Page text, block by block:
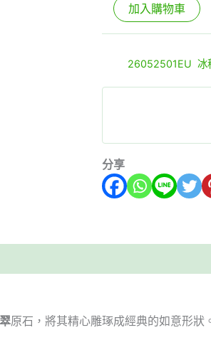
意
數
量
加入購物車
26052501EU ,冰
分享
原石，將其精心雕琢成經典的如意形